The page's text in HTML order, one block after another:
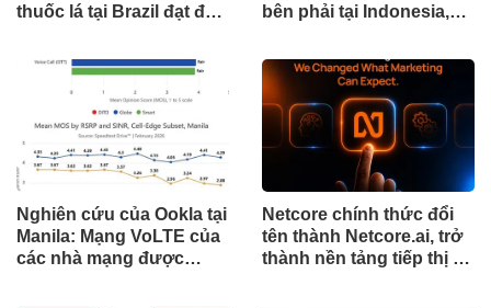
thuốc lá tại Brazil đạt đến
tòa án chuẩn bị ra phán
bên phải tại Indonesia,
trong hành trình mở rộng
toàn cầu
Nghiên cứu của Ookla tại
Manila: Mạng VoLTE của
các nhà mạng được
Netcore chính thức đổi
tên thành Netcore.ai, trở
thành nền tảng tiếp thị tự